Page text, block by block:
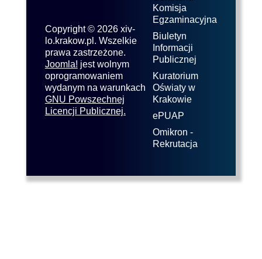
Copyright © 2026 xiv-
lo.krakow.pl. Wszelkie
prawa zastrzeżone.
Joomla! jest wolnym
oprogramowaniem
wydanym na warunkach
GNU Powszechnej
Licencji Publicznej.
Komisja
Egzaminacyjna
Biuletyn
Informacji
Publicznej
Kuratorium
Oświaty w
Krakowie
ePUAP
Omikron -
Rekrutacja